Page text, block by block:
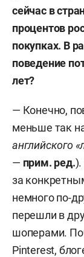
сейчас в
процентов
покупках. В
поведение
лет?
— Конечно,
меньше так
английского
— прим. ред.
за
немного по-
перешли в
шоперами.
Pinterest,